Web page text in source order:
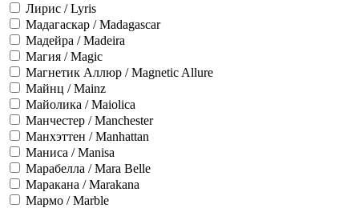
Лирис / Lyris
Мадагаскар / Madagascar
Мадейра / Madeira
Магия / Magic
Магнетик Аллюр / Magnetic Allure
Майнц / Mainz
Майолика / Maiolica
Манчестер / Manchester
Манхэттен / Manhattan
Маниса / Manisa
Марабелла / Mara Belle
Маракана / Marakana
Мармо / Marble